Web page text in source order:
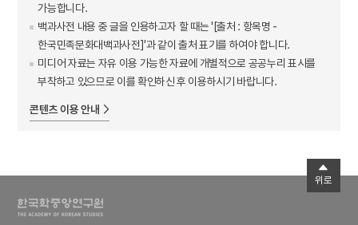
가능합니다.
백과사전 내용 중 글을 인용하고자 할 때는 '[출처 : 항목명 -
한국민족문화대백과사전]'과 같이 출처 표기를 하여야 합니다.
미디어 자료는 자유 이용 가능한 자료에 개별적으로 공공누리 표시를
부착하고 있으므로 이를 확인하신 후 이용하시기 바랍니다.
콘텐츠 이용 안내
위로